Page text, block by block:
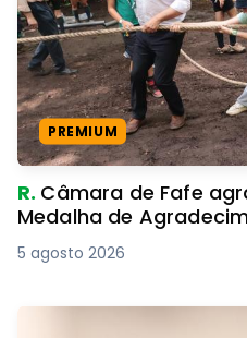
PREMIUM
R. Câmara de Fafe
Medalha de
5 agosto 2026